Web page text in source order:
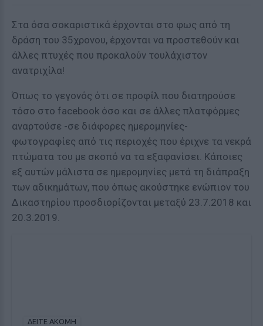
Στα όσα σοκαριστικά έρχονται στο φως από τη
δράση του 35χρονου, έρχονται να προστεθούν και
άλλες πτυχές που προκαλούν τουλάχιστον
ανατριχίλα!
Όπως το γεγονός ότι σε προφίλ που διατηρούσε
τόσο στο facebook όσο και σε άλλες πλατφόρμες
αναρτούσε -σε διάφορες ημερομηνίες-
φωτογραφίες από τις περιοχές που έριχνε τα νεκρά
πτώματα του με σκοπό να τα εξαφανίσει. Κάποιες
εξ αυτών μάλιστα σε ημερομηνίες μετά τη διάπραξη
των αδικημάτων, που όπως ακούστηκε ενώπιον του
Δικαστηρίου προσδιορίζονται μεταξύ 23.7.2018 και
20.3.2019.
ΔΕΙΤΕ ΑΚΟΜΗ